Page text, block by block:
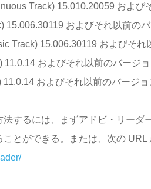
Track) 15.010.20059 および
15.006.30119 およびそれ以前の
Track) 15.006.30119 およびそれ
11.0.14 およびそれ以前のバージ
11.0.14 およびそれ以前のバージョ
するには、まずアドビ・リー
とができる。または、次の URL